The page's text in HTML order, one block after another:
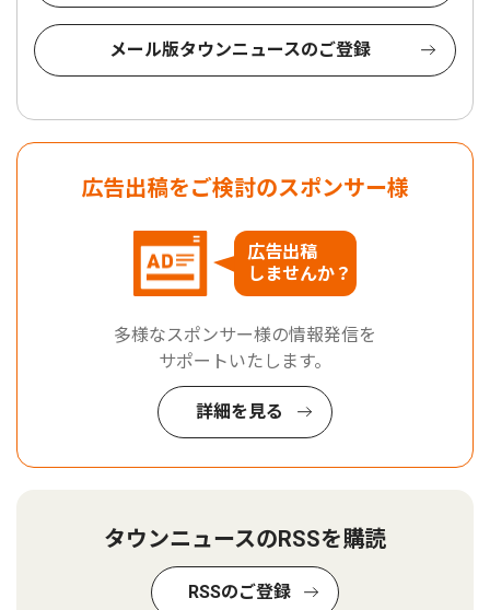
メール版タウンニュースのご登録
広告出稿をご検討のスポンサー様
広告出稿
しませんか？
多様なスポンサー様の情報発信を
サポートいたします。
詳細を見る
タウンニュースのRSSを購読
RSSのご登録